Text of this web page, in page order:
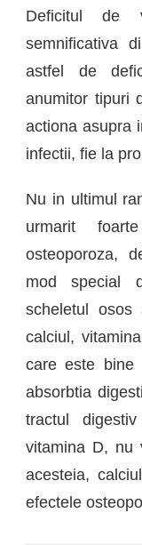
Deficitul de
semnificativa
astfel de
anumitor tipuri
actiona asupra
infectii, fie la
Nu in ultimul
urmarit
osteoporoza,
mod special
scheletul osos
calciul,
care este bine
absorbtia
tractul
vitamina D, nu
acesteia,
efectele